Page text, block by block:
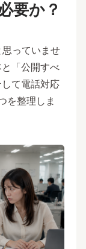
要か？
思っていませ
「公開すべ
て電話対応
を整理しま